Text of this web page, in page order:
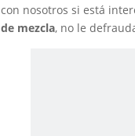
con nosotros si está
de mezcla, no le